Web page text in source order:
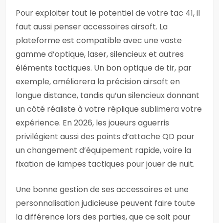
Pour exploiter tout le potentiel de votre tac 41, il
faut aussi penser accessoires airsoft. La
plateforme est compatible avec une vaste
gamme d’optique, laser, silencieux et autres
éléments tactiques. Un bon optique de tir, par
exemple, améliorera la précision airsoft en
longue distance, tandis qu’un silencieux donnant
un côté réaliste à votre réplique sublimera votre
expérience. En 2026, les joueurs aguerris
privilégient aussi des points d’attache QD pour
un changement d’équipement rapide, voire la
fixation de lampes tactiques pour jouer de nuit.
Une bonne gestion de ses accessoires et une
personnalisation judicieuse peuvent faire toute
la différence lors des parties, que ce soit pour